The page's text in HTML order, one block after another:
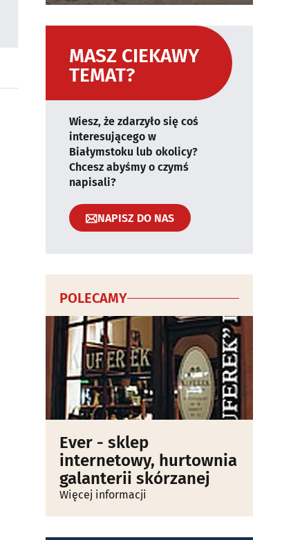
MASZ CIEKAWY
TEMAT?
Wiesz, że zdarzyło się coś
interesującego w
Białymstoku lub okolicy?
Chcesz abyśmy o czymś
napisali?
NAPISZ DO NAS
POLECAMY
Ever - sklep
internetowy, hurtownia
galanterii skórzanej
Więcej informacji